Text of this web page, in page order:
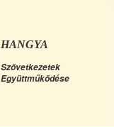
HANGYA
Szövetkezetek
Együttműködése